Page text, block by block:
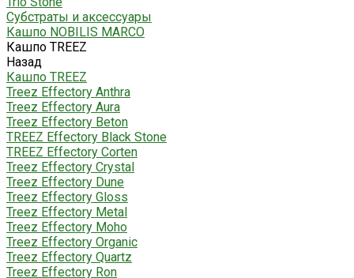
Субстраты и аксессуары
Кашпо NOBILIS MARCO
Кашпо TREEZ
Назад
Кашпо TREEZ
Treez Effectory Anthra
Treez Effectory Aura
Treez Effectory Beton
TREEZ Effectory Black Stone
TREEZ Effectory Corten
Treez Effectory Crystal
Treez Effectory Dune
Treez Effectory Gloss
Treez Effectory Metal
Treez Effectory Moho
Treez Effectory Organic
Treez Effectory Quartz
Treez Effectory Ron